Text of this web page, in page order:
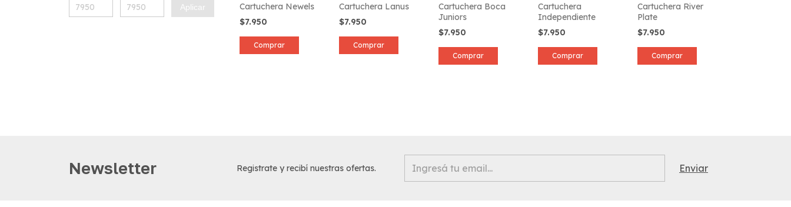
Aplicar
Cartuchera Newels
$7.950
Comprar
Cartuchera Lanus
$7.950
Comprar
Cartuchera Boca
Juniors
$7.950
Comprar
Cartuchera
Independiente
$7.950
Comprar
Cartuchera River
Plate
$7.950
Comprar
Newsletter Registrate y recibí nuestras ofertas.